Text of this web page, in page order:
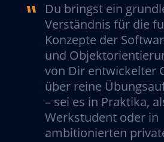
Du bringst ein
Verständnis für die
Konzepte der
und
von Dir entwickelter
über reine
– sei es in Praktika,
Werkstudent oder in
ambitionierten